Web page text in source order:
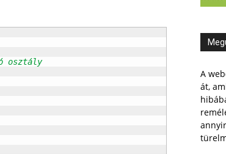
osztály
A
át,